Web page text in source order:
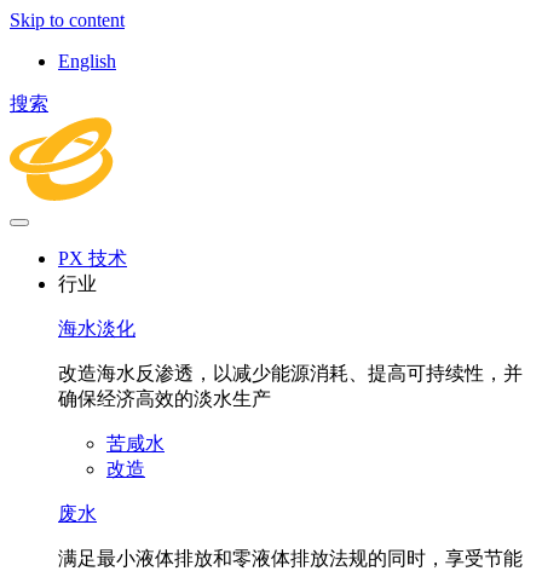
Skip to content
English
搜索
PX 技术
行业
海水淡化
改造海水反渗透，以减少能源消耗、提高可持续性，并
确保经济高效的淡水生产
苦咸水
改造
废水
满足最小液体排放和零液体排放法规的同时，享受节能